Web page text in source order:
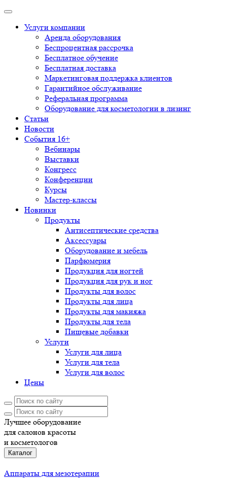
Услуги компании
Аренда оборудования
Беспроцентная рассрочка
Бесплатное обучение
Бесплатная доставка
Маркетинговая поддержка клиентов
Гарантийное обслуживание
Реферальная программа
Оборудование для косметологии в лизинг
Статьи
Новости
События 16+
Вебинары
Выставки
Конгресс
Конференции
Курсы
Мастер-классы
Новинки
Продукты
Антисептические средства
Аксессуары
Оборудование и мебель
Парфюмерия
Продукция для ногтей
Продукция для рук и ног
Продукты для волос
Продукты для лица
Продукты для макияжа
Продукты для тела
Пищевые добавки
Услуги
Услуги для лица
Услуги для тела
Услуги для волос
Цены
Лучшее оборудование
для салонов красоты
и косметологов
Каталог
Аппараты для мезотерапии